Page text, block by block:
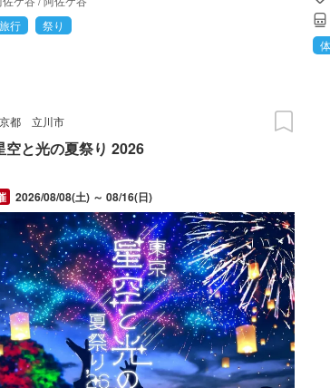
行
祭り
都立川市
空と光の夏祭り 2026
2026/08/08(土) ～ 08/16(日)